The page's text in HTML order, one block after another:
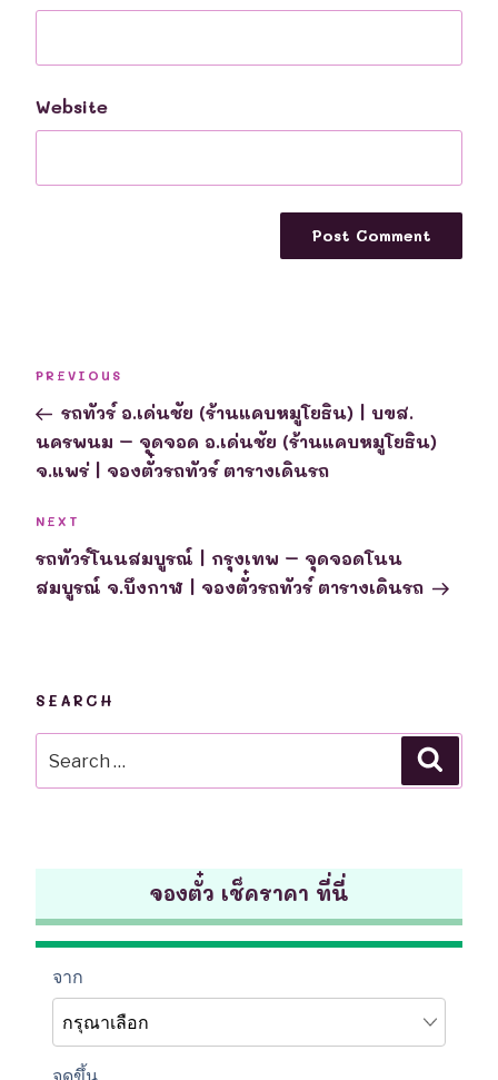
Website
navigation
Previous
Post
PREVIOUS
รถทัวร์ อ.เด่นชัย (ร้านแคบหมูโยธิน) | บขส.
นครพนม – จุดจอด อ.เด่นชัย (ร้านแคบหมูโยธิน)
จ.แพร่ | จองตั๋วรถทัวร์ ตารางเดินรถ
Next
Post
NEXT
รถทัวร์โนนสมบูรณ์ | กรุงเทพ – จุดจอดโนน
สมบูรณ์ จ.บึงกาฬ | จองตั๋วรถทัวร์ ตารางเดินรถ
SEARCH
for:
จองตั๋ว เช็คราคา ที่นี่